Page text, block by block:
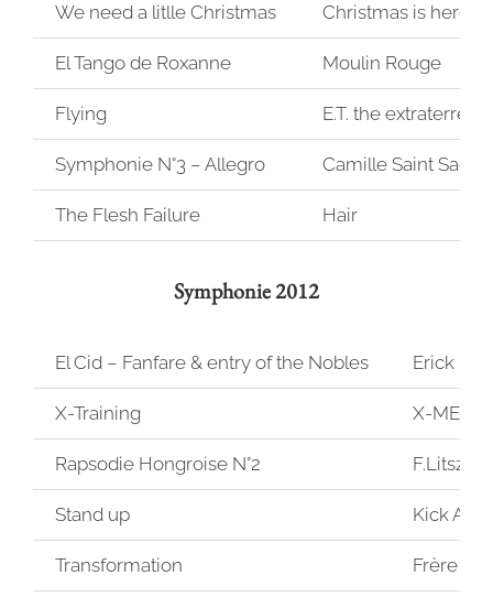
We need a litlle Christmas Christmas is here –
El Tango de Roxanne Moulin Rouge
Flying E.T. the
Symphonie N°3 – Allegro Camille Saint Saens
The Flesh Failure Hair
Symphonie 2012
El Cid – Fanfare & entry of the Nobles Erick
X-Training X-MEN
Rapsodie Hongroise N°2 F.Litszt
Stand up Kick Ass
Transformation Frère